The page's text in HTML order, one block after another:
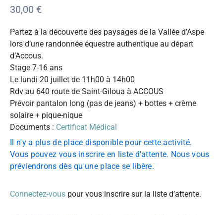
30,00 €
Partez à la découverte des paysages de la Vallée d’Aspe
lors d’une randonnée équestre authentique au départ
d’Accous.
Stage 7-16 ans
Le lundi 20 juillet de 11h00 à 14h00
Rdv au 640 route de Saint-Giloua à ACCOUS
Prévoir pantalon long (pas de jeans) + bottes + crème
solaire + pique-nique
Documents : Certificat Médical
Il n'y a plus de place disponible pour cette activité.
Vous pouvez vous inscrire en liste d'attente. Nous vous
préviendrons dès qu'une place se libère.
Connectez-vous pour vous inscrire sur la liste d’attente.